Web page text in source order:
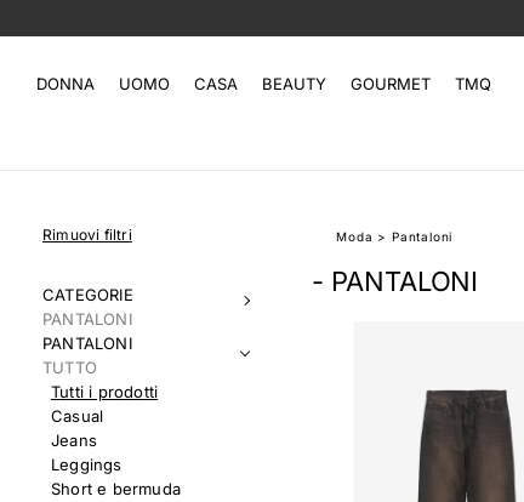
DONNA UOMO CASA BEAUTY GOURMET TMQ
Moda > Pantaloni
- PANTALONI
Rimuovi filtri
CATEGORIE
PANTALONI
PANTALONI
TUTTO
Tutti i prodotti
Casual
Jeans
Leggings
Short e bermuda